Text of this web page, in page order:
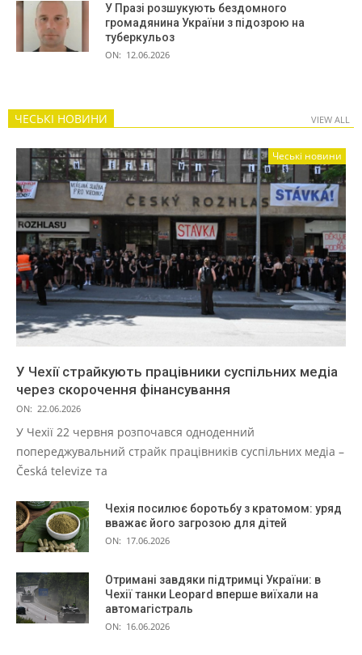
У Празі розшукують бездомного
громадянина України з підозрою на
туберкульоз
ON: 12.06.2026
ЧЕСЬКІ НОВИНИ VIEW ALL
Чеські новини
У Чехії страйкують працівники суспільних медіа
через скорочення фінансування
ON: 22.06.2026
У Чехії 22 червня розпочався одноденний
попереджувальний страйк працівників суспільних медіа –
Česká televize та
Чехія посилює боротьбу з кратомом: уряд
вважає його загрозою для дітей
ON: 17.06.2026
Отримані завдяки підтримці України: в
Чехії танки Leopard вперше виїхали на
автомагістраль
ON: 16.06.2026